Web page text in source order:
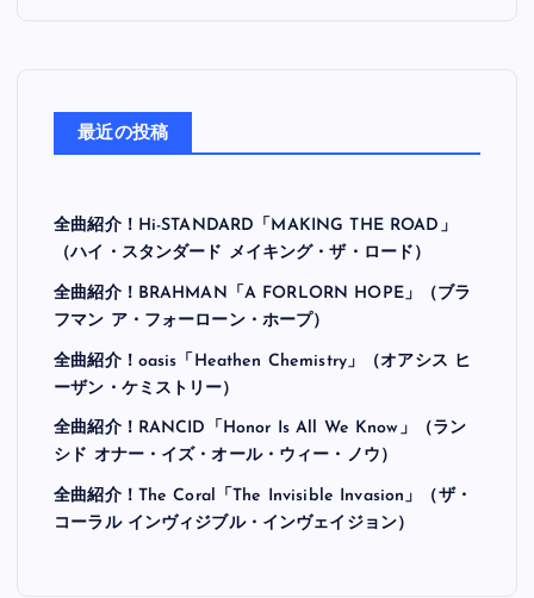
最近の投稿
全曲紹介！Hi-STANDARD「MAKING THE ROAD」
（ハイ・スタンダード メイキング・ザ・ロード）
全曲紹介！BRAHMAN「A FORLORN HOPE」（ブラ
フマン ア・フォーローン・ホープ）
全曲紹介！oasis「Heathen Chemistry」（オアシス ヒ
ーザン・ケミストリー）
全曲紹介！RANCID「Honor Is All We Know」（ラン
シド オナー・イズ・オール・ウィー・ノウ）
全曲紹介！The Coral「The Invisible Invasion」（ザ・
コーラル インヴィジブル・インヴェイジョン）